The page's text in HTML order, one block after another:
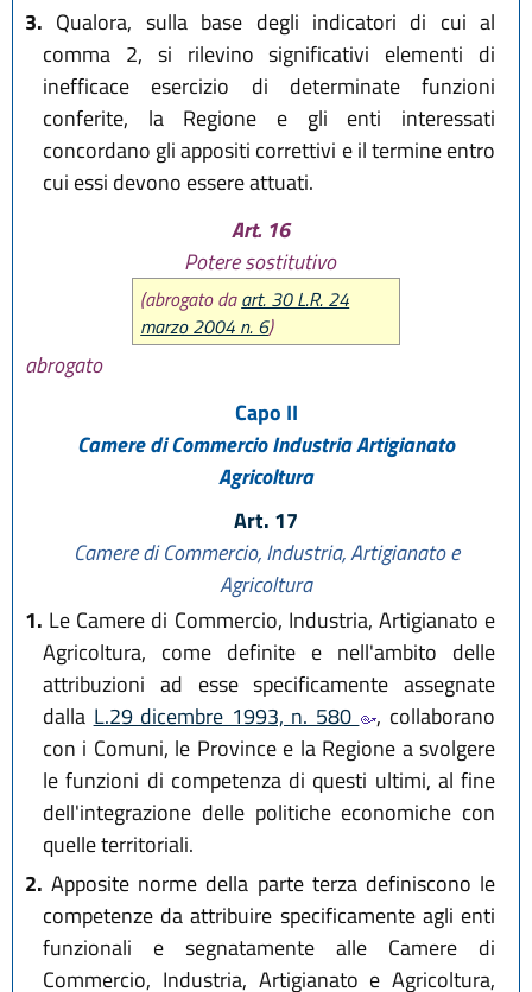
3. Qualora, sulla base degli indicatori di cui al
comma 2, si rilevino significativi elementi di
inefficace esercizio di determinate funzioni
conferite, la Regione e gli enti interessati
concordano gli appositi correttivi e il termine entro
cui essi devono essere attuati.
Art. 16
Potere sostitutivo
(abrogato daart. 30 L.R. 24
marzo 2004 n. 6)
abrogato
Capo II
Camere di Commercio Industria Artigianato
Agricoltura
Art. 17
Camere di Commercio, Industria, Artigianato e
Agricoltura
1. Le Camere di Commercio, Industria, Artigianato e
Agricoltura, come definite e nell'ambito delle
attribuzioni ad esse specificamente assegnate
dalla L.29 dicembre 1993, n. 580
, collaborano
con i Comuni, le Province e la Regione a svolgere
le funzioni di competenza di questi ultimi, al fine
dell'integrazione delle politiche economiche con
quelle territoriali.
2. Apposite norme della parte terza definiscono le
competenze da attribuire specificamente agli enti
funzionali e segnatamente alle Camere di
Commercio, Industria, Artigianato e Agricoltura,